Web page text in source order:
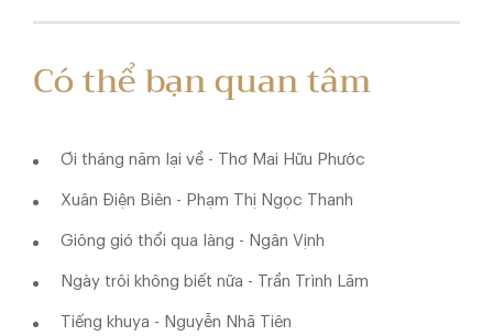
Có thể bạn quan tâm
Ơi tháng năm lại về - Thơ Mai Hữu Phước
Xuân Điện Biên - Phạm Thị Ngọc Thanh
Giông gió thổi qua làng - Ngân Vịnh
Ngày trôi không biết nữa - Trần Trình Lãm
Tiếng khuya - Nguyễn Nhã Tiên